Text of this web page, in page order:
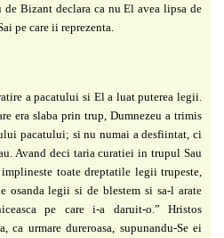
deBizant declara ca nu El avea lipsa de
pe care ii reprezenta.
a pacatului si El a luat puterea legii.
era slaba prin trup, Dumnezeu a trimis
pacatului; si nu numai a desfiintat, ci
Avand deci tariacuratiei in trupul Sau
toate dreptatile legii trupeste,
osanda legii si de blestem si sa-l arate
pe care i-a daruit-o.” Hristos
ca urmaredureroasa, supunandu-Se ei